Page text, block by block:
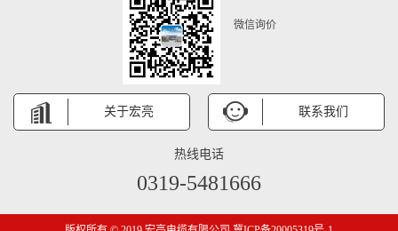
微信询价
关于宏亮 联系我们
热线电话
0319-5481666